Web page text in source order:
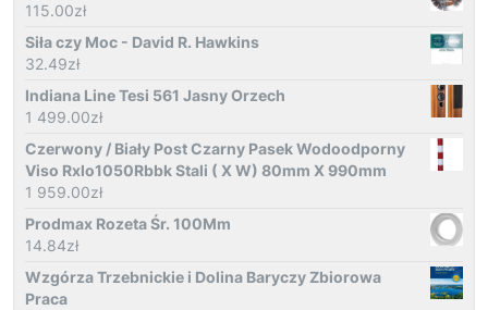
115.00zł
Siła czy Moc - David R. Hawkins
32.49zł
Indiana Line Tesi 561 Jasny Orzech
1 499.00zł
Czerwony / Biały Post Czarny Pasek Wodoodporny
Viso Rxlo1050Rbbk Stali ( X W) 80mm X 990mm
1 959.00zł
Prodmax Rozeta Śr. 100Mm
14.84zł
Wzgórza Trzebnickie i Dolina Baryczy Zbiorowa
Praca